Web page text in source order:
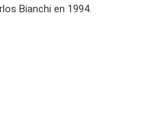
Bianchi en 1994.